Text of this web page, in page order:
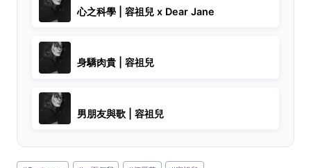
心之科學 | 容祖兒 x Dear Jane
身驕肉貴 | 容祖兒
男朋友與歌 | 容祖兒
Post